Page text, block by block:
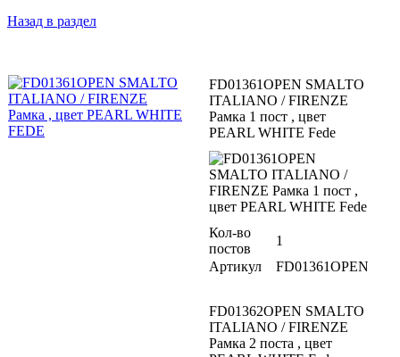
Назад в раздел
FD01361OPEN SMALTO
ITALIANO / FIRENZE
Рамка 1 пост , цвет
PEARL WHITE Fede
Кол-во
постов
1
Артикул
FD01361OPEN
FD01362OPEN SMALTO
ITALIANO / FIRENZE
Рамка 2 поста , цвет